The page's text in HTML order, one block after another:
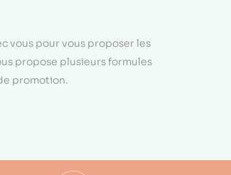
vous pour vous proposer les
propose plusieurs formules
promotion.